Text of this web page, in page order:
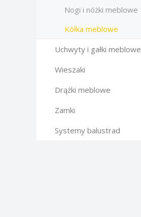
Nogi i nóżki meblowe
Kółka meblowe
Uchwyty i gałki meblowe
Wieszaki
Drążki meblowe
Zamki
Systemy balustrad